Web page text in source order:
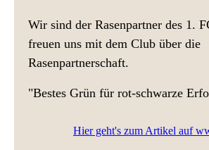
Wir sind der Rasenpartner des 1.
freuen uns mit dem Club über die
Rasenpartnerschaft.
"Bestes Grün für rot-schwarze
Hier geht's zum Artikel auf